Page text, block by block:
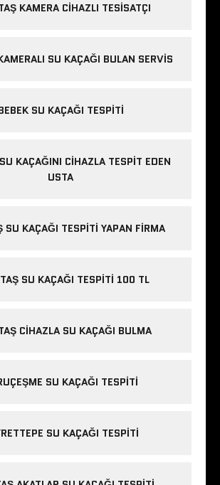
KAMERA CIHAZLI TESISATÇI
SU KAÇAĞI BULAN SERVIS
SU KAÇAĞI TESPITI
KAÇAĞINI CIHAZLA TESPIT EDEN
USTA
SU KAÇAĞI TESPITI YAPAN FIRMA
SU KAÇAĞI TESPITI 100 TL
CIHAZLA SU KAÇAĞI BULMA
SU KAÇAĞI TESPITI
SU KAÇAĞI TESPITI